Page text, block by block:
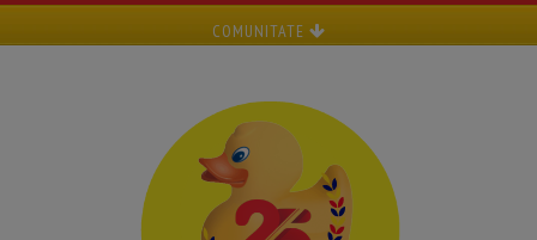
COMUNITATE